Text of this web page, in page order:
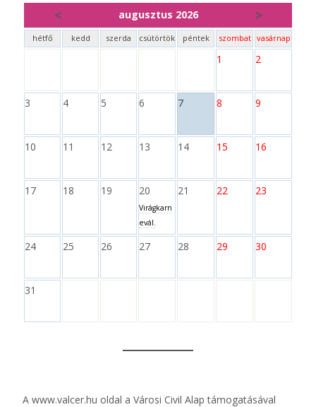
< augusztus 2026 >
hétfő kedd szerda csütörtök péntek szombat vasárnap
1 2
3 4 5 6 7 8 9
10 11 12 13 14 15 16
17 18 19 20
Virágkarn
evál.
21 22 23
24 25 26 27 28 29 30
31
A www.valcer.hu oldal a Városi Civil Alap támogatásával